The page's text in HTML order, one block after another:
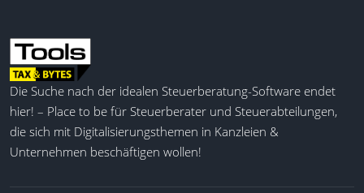
Die Suche nach der idealen Steuerberatung-Software endet
hier! – Place to be für Steuerberater und Steuerabteilungen,
die sich mit Digitalisierungsthemen in Kanzleien &
Unternehmen beschäftigen wollen!